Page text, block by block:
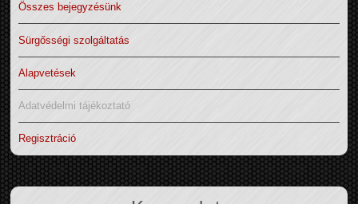
Összes bejegyzésünk
Sürgősségi szolgáltatás
Alapvetések
Adatvédelmi tájékoztató
Regisztráció